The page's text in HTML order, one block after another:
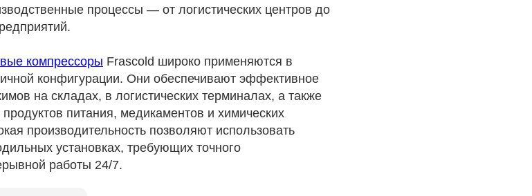
процессы — от логистических центров до
компрессоры Frascold широко применяются в
конфигурации. Они обеспечивают эффективное
на складах, в логистических терминалах, а также
питания, медикаментов и химических
производительность позволяют использовать
установках, требующих точного
работы 24/7.